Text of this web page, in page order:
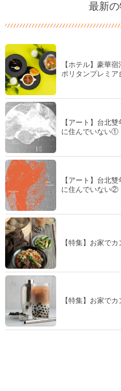
最新
【ホテル】豪華
ポリタンプレミ
【アート】台北
に住んでいない①
【アート】台北
に住んでいない②
【特集】お家で
【特集】お家で